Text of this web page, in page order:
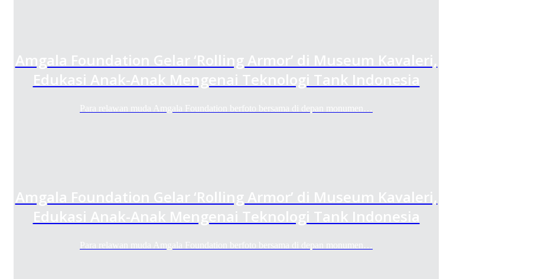
Amgala Foundation Gelar ‘Rolling Armor’ di Museum Kavaleri,
Edukasi Anak-Anak Mengenai Teknologi Tank Indonesia
Para relawan muda Amgala Foundation berfoto bersama di depan monumen…
Amgala Foundation Gelar ‘Rolling Armor’ di Museum Kavaleri,
Edukasi Anak-Anak Mengenai Teknologi Tank Indonesia
Para relawan muda Amgala Foundation berfoto bersama di depan monumen…